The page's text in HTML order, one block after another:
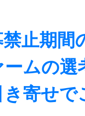
止期間
ムの選
寄せで